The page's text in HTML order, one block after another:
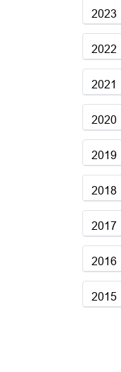
2023
2022
2021
2020
2019
2018
2017
2016
2015